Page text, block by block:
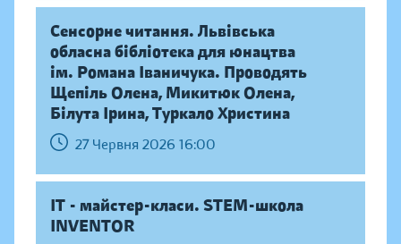
Сенсорне читання. Львівська
обласна бібліотека для юнацтва
ім. Романа Іваничука. Проводять
Щепіль Олена, Микитюк Олена,
Білута Ірина, Туркало Христина
27 Червня 2026 16:00
IT - майстер-класи. STEM-школа
INVENTOR